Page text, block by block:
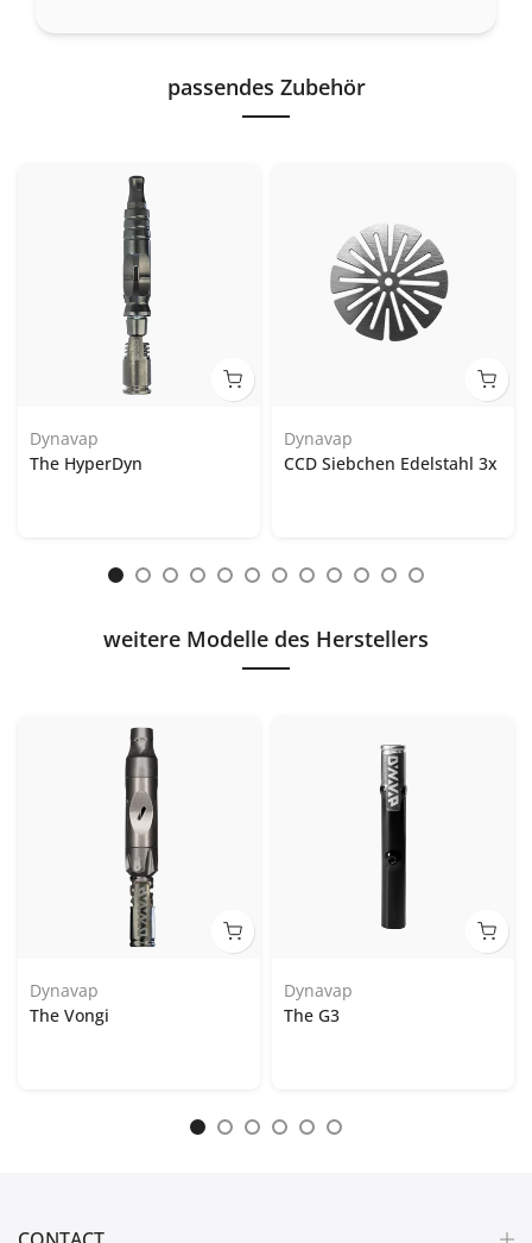
passendes Zubehör
Dynavap
The HyperDyn
Dynavap
CCD Siebchen Edelstahl 3x
weitere Modelle des Herstellers
Dynavap
The Vongi
Dynavap
The G3